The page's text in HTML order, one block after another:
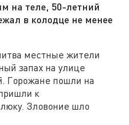
на теле, 50-летний
в колодце не менее
местные жители
запах на улице
Горожане пошли на
к
Зловоние шло